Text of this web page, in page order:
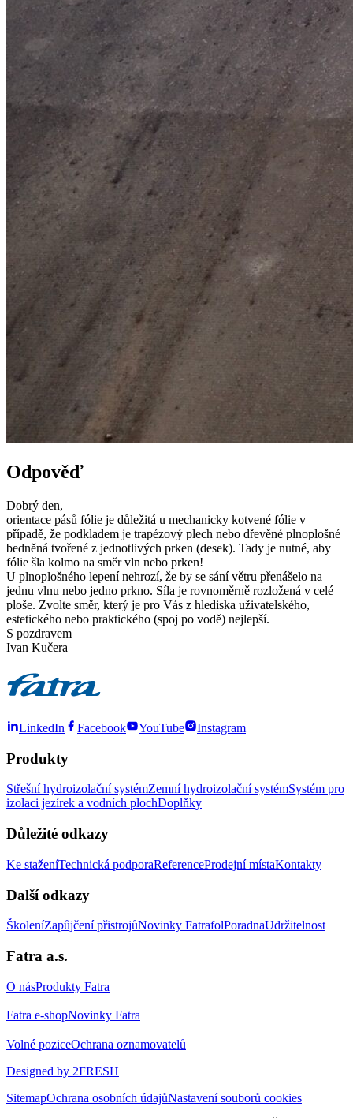
Odpověď
Dobrý den,
orientace pásů fólie je důležitá u mechanicky kotvené fólie v
případě, že podkladem je trapézový plech nebo dřevěné plnoplošné
bedněná tvořené z jednotlivých prken (desek). Tady je nutné, aby
fólie šla kolmo na směr vln nebo prken!
U plnoplošného lepení nehrozí, že by se sání větru přenášelo na
jednu vlnu nebo jedno prkno. Síla je rovnoměrně rozložená v celé
ploše. Zvolte směr, který je pro Vás z hlediska uživatelského,
estetického nebo praktického (spoj po vodě) nejlepší.
S pozdravem
Ivan Kučera
LinkedIn Facebook YouTube Instagram
Produkty
Střešní hydroizolační systémZemní hydroizolační systémSystém pro
izolaci jezírek a vodních plochDoplňky
Důležité odkazy
Ke staženíTechnická podporaReferenceProdejní místaKontakty
Další odkazy
ŠkoleníZapůjčení přistrojůNovinky FatrafolPoradnaUdržitelnost
Fatra a.s.
O násProdukty Fatra
Fatra e-shopNovinky Fatra
Volné poziceOchrana oznamovatelů
Designed by 2FRESH
SitemapOchrana osobních údajůNastavení souborů cookies